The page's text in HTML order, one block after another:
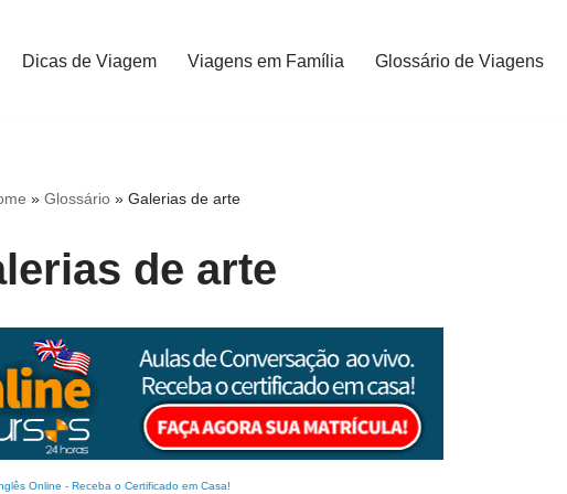
Dicas de Viagem Viagens em Família Glossário de Viagens
» Glossário» Galerias de arte
de arte
Online - Receba o Certificado em Casa!